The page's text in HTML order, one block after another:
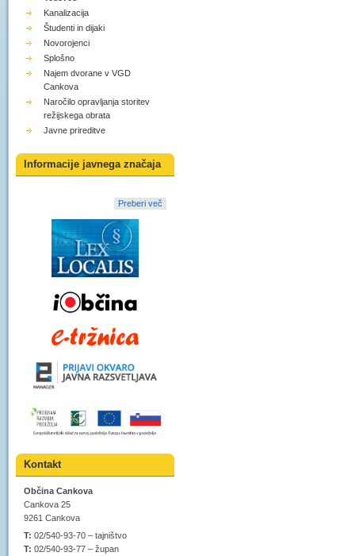
Kanalizacija
Študenti in dijaki
Novorojenci
Splošno
Najem dvorane v VGD
Cankova
Naročilo opravljanja storitev
režijskega obrata
Javne prireditve
Informacije javnega značaja
Preberi več
Kontakt
Občina Cankova
Cankova 25
9261 Cankova
T: 02/540-93-70 – tajništvo
T: 02/540-93-77 – župan